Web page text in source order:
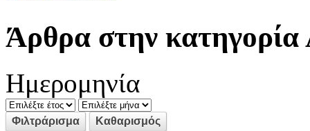
Άρθρα στην κατηγορία
Ημερομηνία